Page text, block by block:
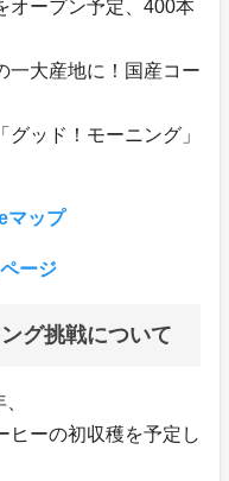
オープン予定、400本
一大産地に！国産コー
グッド！モーニング」
マップ
ージ
グ挑戦について
ヒーの初収穫を予定し